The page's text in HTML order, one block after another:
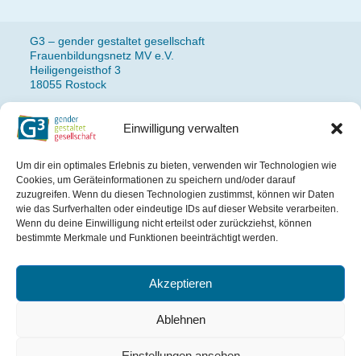
Einwilligung verwalten
Um dir ein optimales Erlebnis zu bieten, verwenden wir Technologien wie
Cookies, um Geräteinformationen zu speichern und/oder darauf
zuzugreifen. Wenn du diesen Technologien zustimmst, können wir Daten
wie das Surfverhalten oder eindeutige IDs auf dieser Website verarbeiten.
Wenn du deine Einwilligung nicht erteilst oder zurückziehst, können
bestimmte Merkmale und Funktionen beeinträchtigt werden.
Akzeptieren
Ablehnen
G3 – gender gestaltet gesellschaft
Frauenbildungsnetz MV e.V.
Heiligengeisthof 3
18055 Rostock
Fon: 0381 490 77 14
Impressum
Datenschutz
Das Projekt wird gefördert
Mecklenburg-Vorpommern.